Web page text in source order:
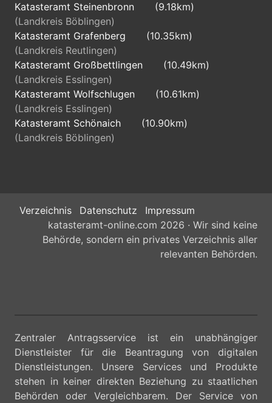
Katasteramt Steinenbronn
(9.18km)
(Landkreis Böblingen)
Katasteramt Grafenberg
(10.35km)
(Landkreis Reutlingen)
Katasteramt Großbettlingen
(10.49km)
(Landkreis Esslingen)
Katasteramt Wolfschlugen
(10.61km)
(Landkreis Esslingen)
Katasteramt Schönaich
(10.90km)
(Landkreis Böblingen)
Verzeichnis Datenschutz
Impressum
katasteramt-online.com 2026 · Wir sind keine
Behörde, sondern ein privates Verzeichnis aller
relevanten Behörden.
Zentraler Antragsservice ist ein unabhängiger
Dienstleister für die Beantragung von digitalen
Dienstleistungen. Unsere Services und Produkte
stehen in keiner direkten Beziehung zu staatlichen
Behörden oder Vergleichbarem. Der Service von